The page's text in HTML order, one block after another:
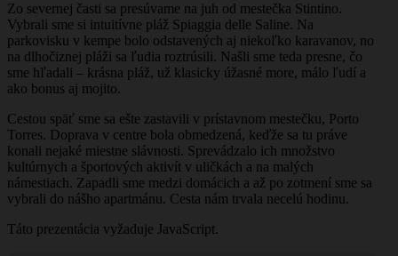
Zo severnej časti sa presúvame na juh od mestečka Stintino.
Vybrali sme si intuitívne pláž Spiaggia delle Saline. Na
parkovisku v kempe bolo odstavených aj niekoľko karavanov, no
na dlhočiznej pláži sa ľudia roztrúsili. Našli sme teda presne, čo
sme hľadali – krásna pláž, už klasicky úžasné more, málo ľudí a
ako bonus aj mojito.
Cestou späť sme sa ešte zastavili v prístavnom mestečku, Porto
Torres. Doprava v centre bola obmedzená, keďže sa tu práve
konali nejaké miestne slávnosti. Sprevádzalo ich množstvo
kultúrnych a športových aktivít v uličkách a na malých
námestiach. Zapadli sme medzi domácich a až po zotmení sme sa
vybrali do nášho apartmánu. Cesta nám trvala necelú hodinu.
Táto prezentácia vyžaduje JavaScript.